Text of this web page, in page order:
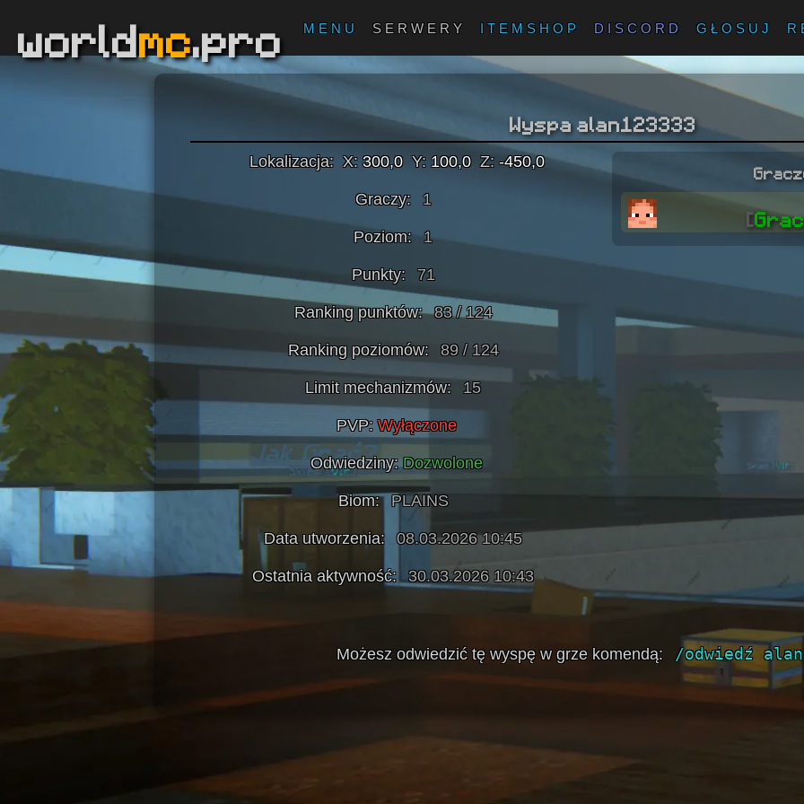
worldmc.pro MENU SERWERY ITEMSHOP DISCORD GŁOSUJ
Wyspaalan123333
Lokalizacja: X: 300,0 Y: 100,0 Z: -450,0
Graczy: 1
Poziom: 1
Punkty: 71
Ranking punktów: 83 / 124
Ranking poziomów: 89 / 124
Limit mechanizmów: 15
PVP: Wyłączone
Odwiedziny: Dozwolone
Biom: PLAINS
Data utworzenia: 08.03.2026 10:45
Ostatnia aktywność: 30.03.2026 10:43
[
Możesz odwiedzić tę wyspę w grze komendą: /odwiedź